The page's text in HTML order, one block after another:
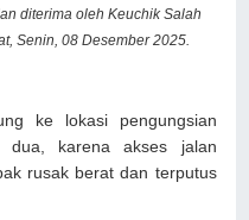
diterima oleh Keuchik Salah
Senin, 08 Desember 2025.
ke lokasi pengungsian
dua, karena akses jalan
rusak berat dan terputus